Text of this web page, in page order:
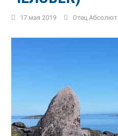
17 мая 2019 Отец Абсолют